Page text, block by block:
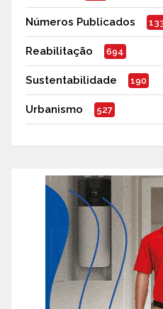
Números Publicados
Reabilitação 694
Sustentabilidade 190
Urbanismo 527